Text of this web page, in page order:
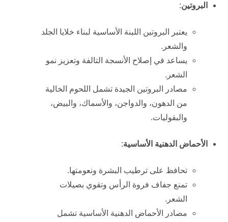
البروتين:
يعتبر البروتين اللبنة الأساسية لبناء خلايا الجلد
والشعر.
يساعد في إصلاح الأنسجة التالفة وتعزيز نمو
الشعر.
مصادر البروتين الجيدة تشمل اللحوم الخالية
من الدهون، والدواجن، والأسماك، والبيض،
والبقوليات.
الأحماض الدهنية الأساسية:
تحافظ على ترطيب البشرة ونعومتها.
تمنع جفاف فروة الرأس وتقوي بصيلات
الشعر.
مصادر الأحماض الدهنية الأساسية تشمل